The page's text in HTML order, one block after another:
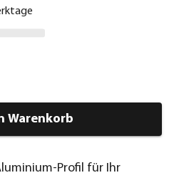
Warenkorb
Profil für Ihr